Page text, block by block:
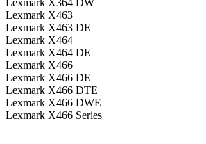
Lexmark X463
Lexmark X463 DE
Lexmark X464
Lexmark X464 DE
Lexmark X466
Lexmark X466 DE
Lexmark X466 DTE
Lexmark X466 DWE
Lexmark X466 Series